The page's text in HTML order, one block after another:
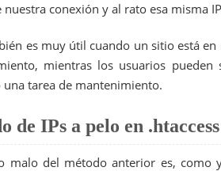
($_SERVER['REQUEST_METHOD'] ==
($pass!= 'PASSWORD')
// Aquí pon
die( "Clave incorrecta");
(file_put_contents ('/home/
die ( "Hubo un problema, habla
"Tu IP es: ". getIp();
nuestra conexión y al rato esa misma
es muy útil cuando un sitio está
mientras los usuarios
una tarea de mantenimiento.
de IPs a pelo en .htaccess
malo del método anterior es, como